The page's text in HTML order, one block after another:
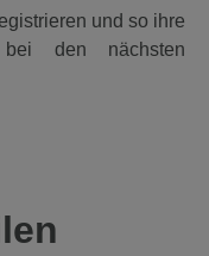
und so ihre
den nächsten